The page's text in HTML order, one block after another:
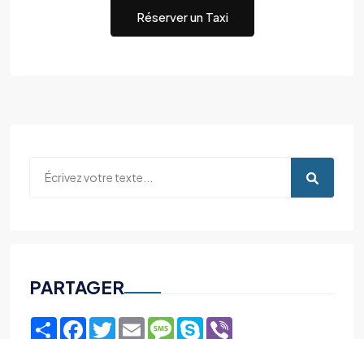
Réserver un Taxi
PARTAGER
ShareFacebook
TwitterEmailMessage
Skype